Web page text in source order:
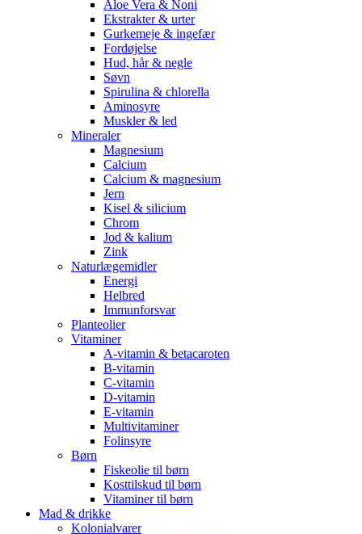
Aloe Vera & Noni
Ekstrakter & urter
Gurkemeje & ingefær
Fordøjelse
Hud, hår & negle
Søvn
Spirulina & chlorella
Aminosyre
Muskler & led
Mineraler
Magnesium
Calcium
Calcium & magnesium
Jern
Kisel & silicium
Chrom
Jod & kalium
Zink
Naturlægemidler
Energi
Helbred
Immunforsvar
Planteolier
Vitaminer
A-vitamin & betacaroten
B-vitamin
C-vitamin
D-vitamin
E-vitamin
Multivitaminer
Folinsyre
Børn
Fiskeolie til børn
Kosttilskud til børn
Vitaminer til børn
Mad & drikke
Kolonialvarer